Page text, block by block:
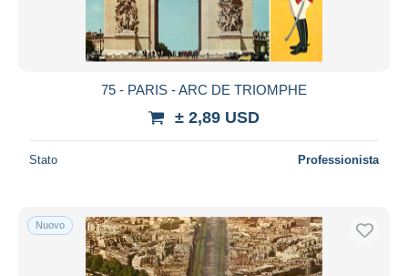
75 - PARIS - ARC DE TRIOMPHE
± 2,89 USD
Stato Professionista
Nuovo